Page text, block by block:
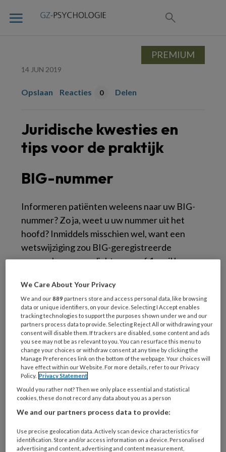
14 JUN 2019
Opslaan Reacties 0 Delen
Juridische kwesties en
tips voor de praktijk
BIG-nummer
Informeren patiënten weleens naar uw BIG-
nummer? Zo ja, weet u uw nummer uit het
hoofd? Inmiddels misschien wel, want een
wetswijziging zou BIG-geregistreerde
zorgverleners verplichten vanaf 1 april hun
patiënten.
BIG-register
Het doel van de Wet-BIG (Beroepen in de
Individuele Gezondheidszorg) is onder meer
om te borgen dat be- paalde medische
handelingen uitsluitend door gekwalificeerde
professionals worden verricht. Dat is een
goede zaak, want hierdoor wordt de kwaliteit
van de gezondheidszorg gewaarborgd.
Inschrijving in het BIG-register is vereist voor
werken in de individuele patiëntenzorg. Het
PREMIUM
We Care About Your Privacy
We and our889 partners store and access personal data, like browsing
data or unique identifiers, on your device. Selecting I Accept enables
tracking technologies to support the purposes shown under we and our
partners process data to provide. Selecting Reject All or withdrawing your
consent will disable them. If trackers are disabled, some content and ads
you see may not be as relevant to you. You can resurface this menu to
change your choices or withdraw consent at any time by clicking the
Manage Preferences link on the bottom of the webpage. Your choices will
have effect within our Website. For more details, refer to our Privacy
Policy. Privacy Statement
Would you rather not? Then we only place essential and statistical
cookies, these do not record any data about you as a person
We and our partners process data to provide:
Use precise geolocation data. Actively scan device characteristics for
identification. Store and/or access information on a device. Personalised
advertising and content, advertising and content measurement,